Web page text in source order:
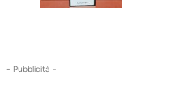
- Pubblicità -